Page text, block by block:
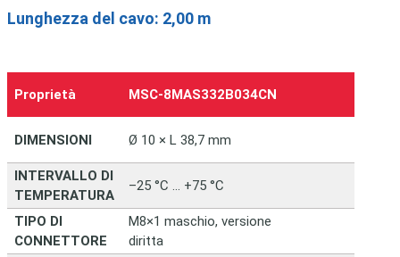
Lunghezza del cavo: 2,00 m
Proprietà MSC‑8MAS332B034CN
DIMENSIONI Ø 10 × L 38,7 mm
INTERVALLO DI
TEMPERATURA
–25 °C … +75 °C
TIPO DI
CONNETTORE
M8×1 maschio, versione
diritta